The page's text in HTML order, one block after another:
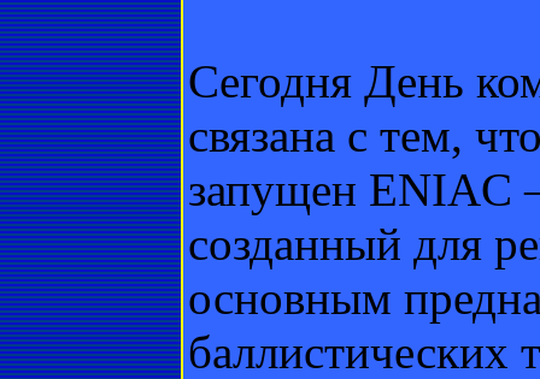
Сегодня День
связана с тем,
запущен ENIAC
созданный для
основным
баллистических